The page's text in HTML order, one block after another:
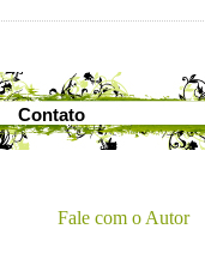
Contato
Fale com o Autor